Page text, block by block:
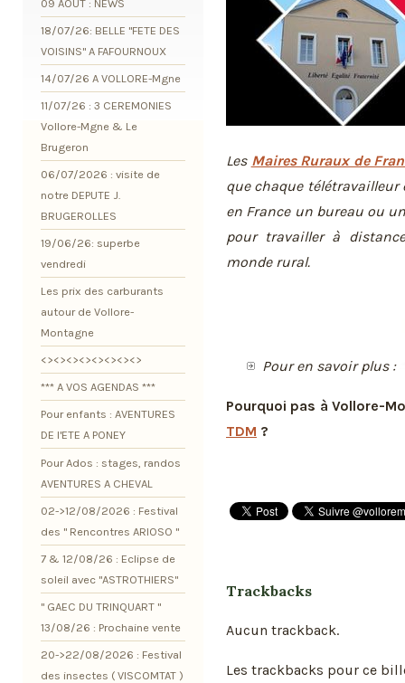
Les Maires Ruraux de
que chaque
en France un bureau ou
pour travailler à
monde rural.
Pour en savoir plus :
Pourquoi pas à Vollore-
TDM ?
Trackbacks
Aucun trackback.
Les trackbacks pour ce
09 AOUT : NEWS
18/07/26: BELLE "FETE DES
VOISINS" A FAFOURNOUX
14/07/26 A VOLLORE-Mgne
11/07/26 : 3 CEREMONIES
Vollore-Mgne & Le
Brugeron
06/07/2026 : visite de
notre DEPUTE J.
BRUGEROLLES
19/06/26: superbe
vendredi
Les prix des carburants
autour de Vollore-
Montagne
<><><><><><><><>
*** A VOS AGENDAS ***
Pour enfants : AVENTURES
DE l'ETE A PONEY
Pour Ados : stages, randos
AVENTURES A CHEVAL
02->12/08/2026 : Festival
des " Rencontres ARIOSO "
7 & 12/08/26 : Eclipse de
soleil avec "ASTROTHIERS"
" GAEC DU TRINQUART "
13/08/26 : Prochaine vente
20->22/08/2026 : Festival
des insectes ( VISCOMTAT )